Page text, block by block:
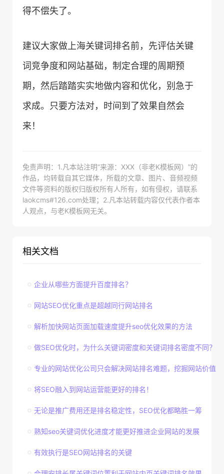
得不偿失了。
建议大家做上海关键词排名前，先评估关键
词竞争度和网站基础，制定合理的周期预
期，然后踏踏实实地做内容和优化，别急于
求成。只要方法对，时间到了效果自然会
来！
免责声明：1.凡本站注明“来源：XXX（非老K模板网）”的
作品，均转载自其它媒体，所载的文章、图片、音频视频
文件等资料的版权归版权所有人所有，如有侵权，请联系
laokcms#126.com处理；2.凡本站转载内容仅代表作者本
人观点，与老K模板网无关。
相关文档
企业从哪些方面提升百度排名？
网站SEO优化重点是超越同行网站排名
解析加快网站页面加载速度提升seo优化效果的方法
做SEO优化时，为什么关键词密度和关键词排名密度不同？
专业的网站优化公司只会解决网站排名难题，挖掘网站价值
将SEO融入到网站运营能更好的排名！
无论是推广费用还是排名稳定性，SEO优化都略胜一筹
熟知seo关键词优化进度才能更好推进企业网站的发展
有效执行是SEO网站排名的关键